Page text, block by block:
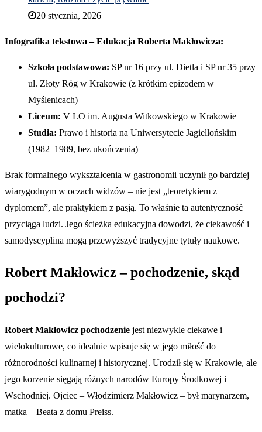
20 stycznia, 2026
Infografika tekstowa – Edukacja Roberta Makłowicza:
Szkoła podstawowa: SP nr 16 przy ul. Dietla i SP nr 35 przy
ul. Złoty Róg w Krakowie (z krótkim epizodem w
Myślenicach)
Liceum: V LO im. Augusta Witkowskiego w Krakowie
Studia: Prawo i historia na Uniwersytecie Jagiellońskim
(1982–1989, bez ukończenia)
Brak formalnego wykształcenia w gastronomii uczynił go bardziej
wiarygodnym w oczach widzów – nie jest „teoretykiem z
dyplomem”, ale praktykiem z pasją. To właśnie ta autentyczność
przyciąga ludzi. Jego ścieżka edukacyjna dowodzi, że ciekawość i
samodyscyplina mogą przewyższyć tradycyjne tytuły naukowe.
Robert Makłowicz – pochodzenie, skąd
pochodzi?
Robert Makłowicz pochodzenie jest niezwykle ciekawe i
wielokulturowe, co idealnie wpisuje się w jego miłość do
różnorodności kulinarnej i historycznej. Urodził się w Krakowie, ale
jego korzenie sięgają różnych narodów Europy Środkowej i
Wschodniej. Ojciec – Włodzimierz Makłowicz – był marynarzem,
matka – Beata z domu Preiss.